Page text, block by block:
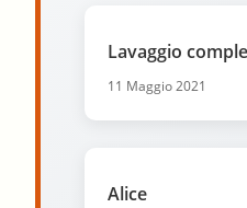
Lavaggio
11 Maggio 2021
Alice